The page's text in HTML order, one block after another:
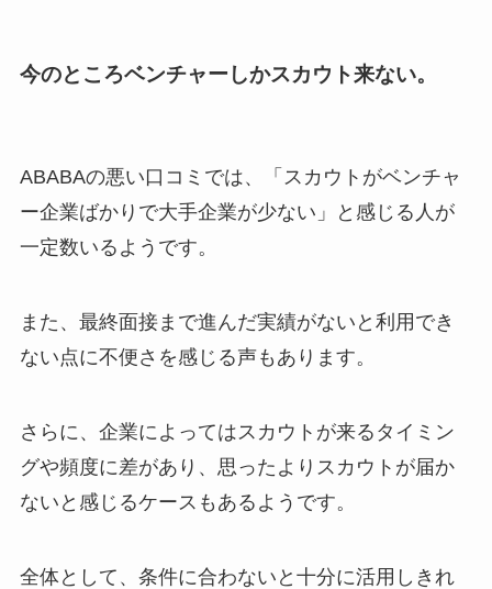
今のところベンチャーしかスカウト来ない。
ABABAの悪い口コミでは、「スカウトがベンチャ
ー企業ばかりで大手企業が少ない」と感じる人が
一定数いるようです。
また、最終面接まで進んだ実績がないと利用でき
ない点に不便さを感じる声もあります。
さらに、企業によってはスカウトが来るタイミン
グや頻度に差があり、思ったよりスカウトが届か
ないと感じるケースもあるようです。
全体として、条件に合わないと十分に活用しきれ